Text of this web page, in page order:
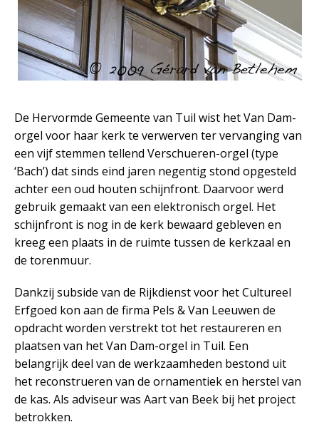
De Hervormde Gemeente van Tuil wist het Van Dam-
orgel voor haar kerk te verwerven ter vervanging van
een vijf stemmen tellend Verschueren-orgel (type
‘Bach’) dat sinds eind jaren negentig stond opgesteld
achter een oud houten schijnfront. Daarvoor werd
gebruik gemaakt van een elektronisch orgel. Het
schijnfront is nog in de kerk bewaard gebleven en
kreeg een plaats in de ruimte tussen de kerkzaal en
de torenmuur.
Dankzij subside van de Rijkdienst voor het Cultureel
Erfgoed kon aan de firma Pels & Van Leeuwen de
opdracht worden verstrekt tot het restaureren en
plaatsen van het Van Dam-orgel in Tuil. Een
belangrijk deel van de werkzaamheden bestond uit
het reconstrueren van de ornamentiek en herstel van
de kas. Als adviseur was Aart van Beek bij het project
betrokken.